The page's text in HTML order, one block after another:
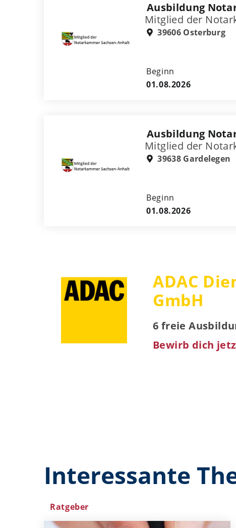
Ausbildung
Mitglied der
39606 Osterburg
Beginn
01.08.2026
Ausbildung
Mitglied der
39638 Gardelegen
Beginn
01.08.2026
ADAC
GmbH
6 freie
Bewirb dich
Interessante
Ratgeber